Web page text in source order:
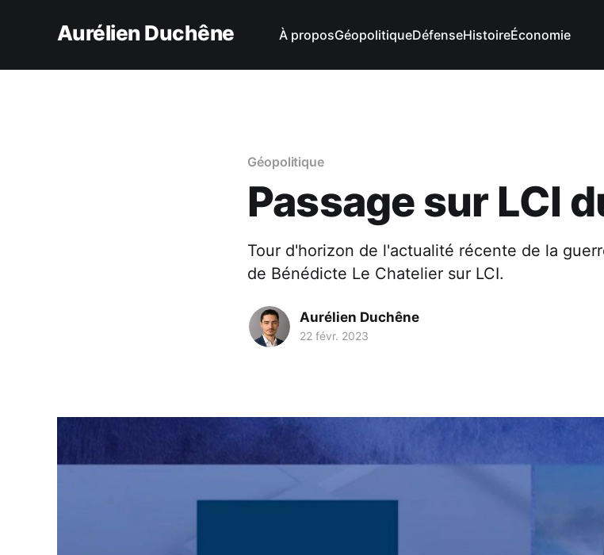
Aurélien Duchêne À proposGéopolitiqueDéfenseHistoireÉconomie
Géopolitique
Passage sur LCI
Tour d'horizon de l'actualité récente de la
de Bénédicte Le Chatelier sur LCI.
Aurélien Duchêne
22 févr. 2023